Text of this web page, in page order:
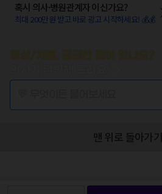
혹시 의사·병원관계자 이신가요?
최대 200만원 받고 바로 광고 시작하세요! 💰💰
맨 위로 돌아가기